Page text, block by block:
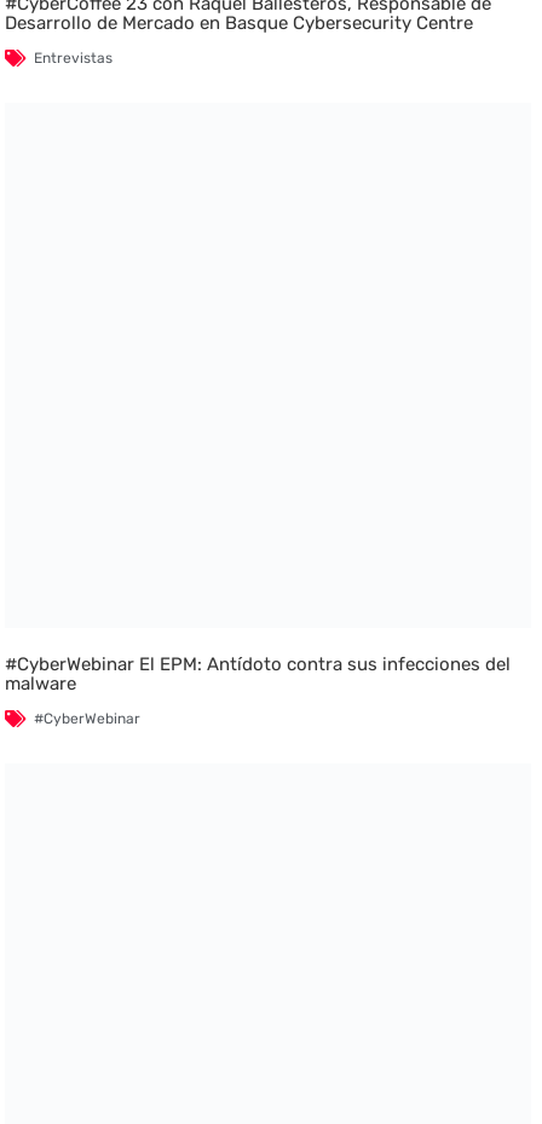
Desarrollo de Mercado en Basque Cybersecurity Centre
Entrevistas
#CyberWebinar El EPM: Antídoto contra sus infecciones del
malware
#CyberWebinar